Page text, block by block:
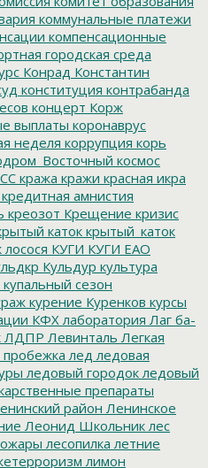
коммунальные платежи
компенсационные
городская среда
Конрад Константин
конституция контрабанда
концерт Корж
выплаты коронаврус
неделя коррупция корь
космос
кража кражи красная икра
кредитная амнистия
креозот Крещение кризис
катоккрытый_каток
лосося КУГИ КУГИ ЕАО
Кульдур культура
купальный сезон
курение Куренков курсы
КФХ лаборатория Лаг ба-
ЛДПР Левинталь Легкая
пробежка лед ледовая
ледовый городок ледовый
препараты
район Ленинское
Леонид Школьник лес
лесопилка летние
лимон